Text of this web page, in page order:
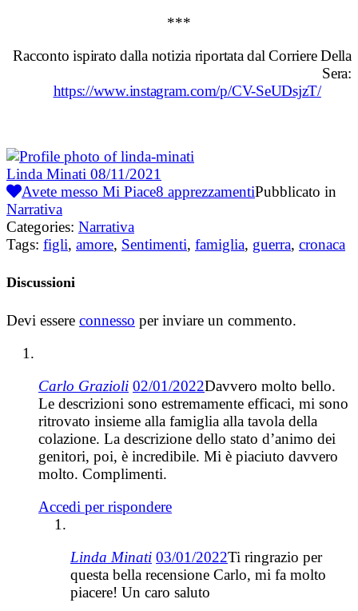
***
Racconto ispirato dalla notizia riportata dal Corriere Della
Sera:
https://www.instagram.com/p/CV-SeUDsjzT/
Linda Minati 08/11/2021
Avete messo Mi Piace8 apprezzamentiPubblicato in
Narrativa
Categories: Narrativa
Tags: figli, amore, Sentimenti, famiglia, guerra, cronaca
Discussioni
Devi essere connesso per inviare un commento.
Carlo Grazioli 02/01/2022Davvero molto bello.
Le descrizioni sono estremamente efficaci, mi sono
ritrovato insieme alla famiglia alla tavola della
colazione. La descrizione dello stato d’animo dei
genitori, poi, è incredibile. Mi è piaciuto davvero
molto. Complimenti.
Accedi per rispondere
Linda Minati 03/01/2022Ti ringrazio per
questa bella recensione Carlo, mi fa molto
piacere! Un caro saluto